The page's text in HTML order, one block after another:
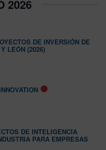
2026
DE INVERSIÓN DE
LEÓN (2026)
DE INTELIGENCIA
PARA EMPRESAS